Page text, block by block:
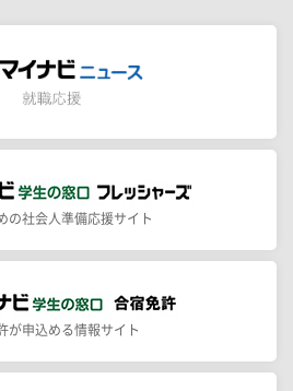
の社会人準備応援サイト
が申込める情報サイト